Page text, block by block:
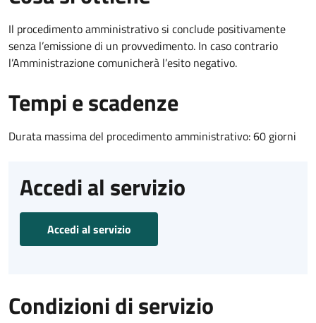
Il procedimento amministrativo si conclude positivamente
senza l’emissione di un provvedimento. In caso contrario
l’Amministrazione comunicherà l’esito negativo.
Tempi e scadenze
Durata massima del procedimento amministrativo: 60 giorni
Accedi al servizio
Accedi al servizio
Condizioni di servizio